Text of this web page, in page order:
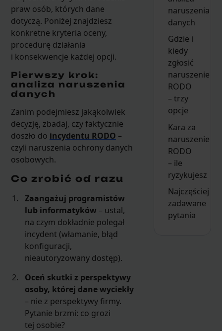
praw osób, których dane
dotyczą. Poniżej znajdziesz
konkretne kryteria oceny,
procedurę działania
i konsekwencje każdej opcji.
Pierwszy krok:
analiza naruszenia
danych
Zanim podejmiesz jakąkolwiek
decyzję, zbadaj, czy faktycznie
doszło do incydentu RODO –
czyli naruszenia ochrony danych
osobowych.
Co zrobić od razu
Zaangażuj programistów
lub informatyków – ustal,
na czym dokładnie polegał
incydent (włamanie, błąd
konfiguracji,
nieautoryzowany dostęp).
Oceń skutki z perspektywy
osoby, której dane wyciekły
– nie z perspektywy firmy.
Pytanie brzmi: co grozi
tej osobie?
naruszenia
danych
Gdzie i
kiedy
zgłosić
naruszenie
RODO
– trzy
opcje
Kara za
naruszenie
RODO
– ile
ryzykujesz
Najczęściej
zadawane
pytania